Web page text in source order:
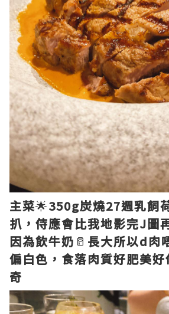
主菜🌟350g炭燒27週乳飼
扒，侍應會比我地影完J圖
因為飲牛奶 🥛 長大所以d肉
偏白色，食落肉質好肥美
奇